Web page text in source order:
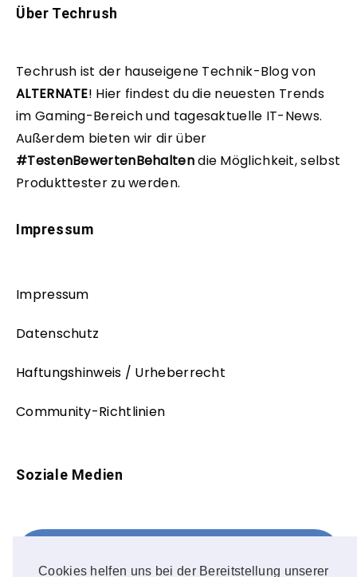
Cookies helfen uns bei der Bereitstellung unserer
Über Techrush
Techrush ist der hauseigene Technik-Blog von
ALTERNATE! Hier findest du die neuesten Trends
im Gaming-Bereich und tagesaktuelle IT-News.
Außerdem bieten wir dir über
#TestenBewertenBehaltendie Möglichkeit, selbst
Produkttester zu werden.
Impressum
Impressum
Datenschutz
Haftungshinweis / Urheberrecht
Community-Richtlinien
Soziale Medien
FOLLOW ME!